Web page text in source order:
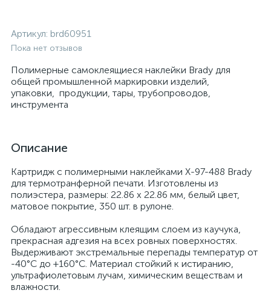
Артикул: brd60951
Пока нет отзывов
Полимерные самоклеящиеся наклейки Brady для
общей промышленной маркировки изделий,
упаковки, продукции, тары, трубопроводов,
инструмента
Описание
Картридж с полимерными наклейками X-97-488 Brady
для термотранферной печати. Изготовлены из
полиэстера, размеры: 22.86 x 22.86 мм, белый цвет,
матовое покрытие, 350 шт. в рулоне.
Обладают агрессивным клеящим слоем из каучука,
прекрасная адгезия на всех ровных поверхностях.
Выдерживают экстремальные перепады температур от
-40°C до +160°С. Материал стойкий к истиранию,
ультрафиолетовым лучам, химическим веществам и
влажности.